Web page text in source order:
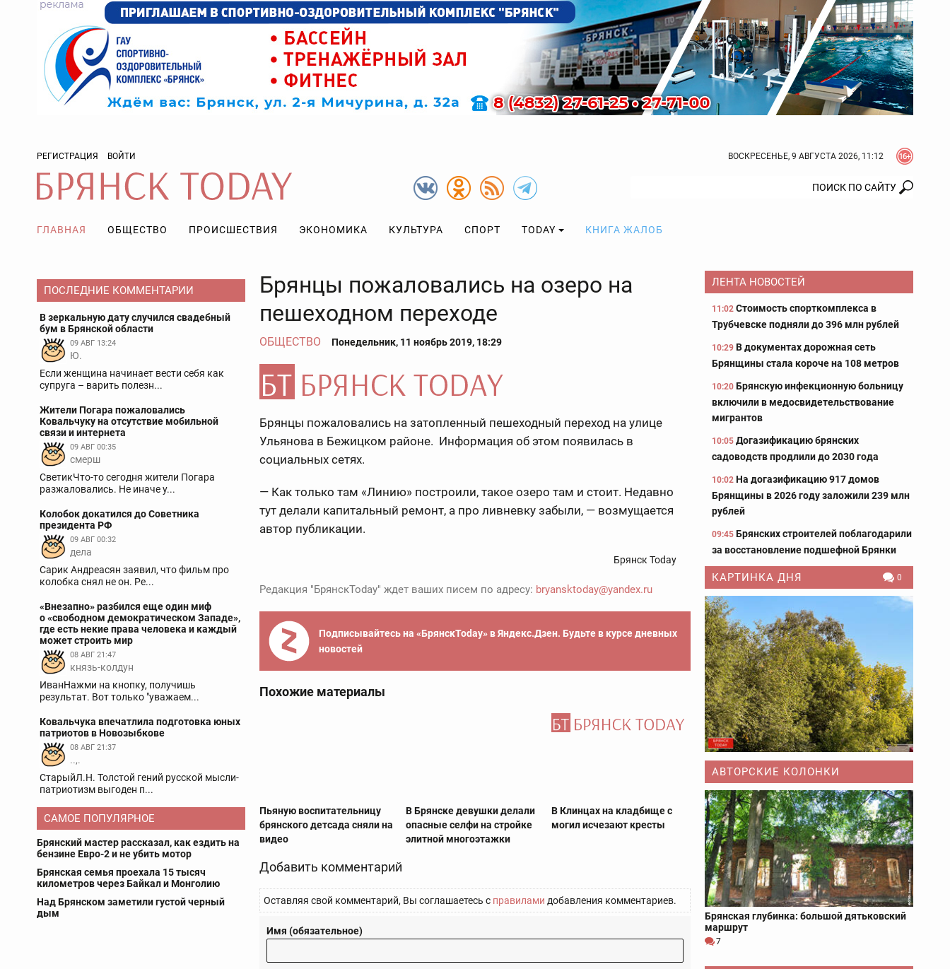
РЕГИСТРАЦИЯ ВОЙТИ ВОСКРЕСЕНЬЕ, 9 АВГУСТА 2026, 11:12
ГЛАВНАЯ ОБЩЕСТВО ПРОИСШЕСТВИЯ ЭКОНОМИКА КУЛЬТУРА СПОРТ TODAY КНИГА ЖАЛОБ
ПОСЛЕДНИЕ КОММЕНТАРИИ
В зеркальную дату случился свадебный
бум в Брянской области
09 АВГ 13:24
Ю.
Если женщина начинает вести себя как
супруга – варить полезн...
Жители Погара пожаловались
Ковальчуку на отсутствие мобильной
связи и интернета
09 АВГ 00:35
смерш
СветикЧто-то сегодня жители Погара
разжаловались. Не иначе у...
Колобок докатился до Советника
президента РФ
09 АВГ 00:32
дела
Сарик Андреасян заявил, что фильм про
колобка снял не он. Ре...
«Внезапно» разбился еще один миф
о «свободном демократическом Западе»,
где есть некие права человека и каждый
может строить мир
08 АВГ 21:47
князь-колдун
ИванНажми на кнопку, получишь
результат. Вот только "уважаем...
Ковальчука впечатлила подготовка юных
патриотов в Новозыбкове
08 АВГ 21:37
..,.
СтарыйЛ.Н. Толстой гений русской мысли-
патриотизм выгоден п...
САМОЕ ПОПУЛЯРНОЕ
Брянский мастер рассказал, как ездить на
бензине Евро-2 и не убить мотор
Брянская семья проехала 15 тысяч
километров через Байкал и Монголию
Над Брянском заметили густой черный
дым
Брянцы пожаловались на озеро на
пешеходном переходе
ОБЩЕСТВО Понедельник, 11 ноябрь 2019, 18:29
Брянцы пожаловались на затопленный пешеходный переход на улице
Ульянова в Бежицком районе. Информация об этом появилась в
социальных сетях.
— Как только там «Линию» построили, такое озеро там и стоит. Недавно
тут делали капитальный ремонт, а про ливневку забыли, — возмущается
автор публикации.
Брянск Today
Редакция "БрянскToday" ждет ваших писем по адресу: bryansktoday@yandex.ru
Подписывайтесь на «БрянскToday» в Яндекс.Дзен. Будьте в курсе дневных
новостей
Похожие материалы
Пьяную воспитательницу
брянского детсада сняли на
видео
В Брянске девушки делали
опасные селфи на стройке
элитной многоэтажки
В Клинцах на кладбище с
могил исчезают кресты
Добавить комментарий
Оставляя свой комментарий, Вы соглашаетесь с правилами добавления комментариев.
Имя (обязательное)
ЛЕНТА НОВОСТЕЙ
11:02 Стоимость спорткомплекса в
Трубчевске подняли до 396 млн рублей
10:29 В документах дорожная сеть
Брянщины стала короче на 108 метров
10:20 Брянскую инфекционную больницу
включили в медосвидетельствование
мигрантов
10:05 Догазификацию брянских
садоводств продлили до 2030 года
10:02 На догазификацию 917 домов
Брянщины в 2026 году заложили 239 млн
рублей
09:45 Брянских строителей поблагодарили
за восстановление подшефной Брянки
КАРТИНКА ДНЯ 0
АВТОРСКИЕ КОЛОНКИ
Брянская глубинка: большой дятьковский
маршрут
7